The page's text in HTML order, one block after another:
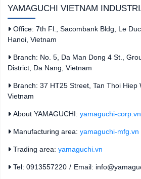
YAMAGUCHI VIETNAM
Office: 7th Fl., Sacombank Bldg, Le
Hanoi, Vietnam
Branch: No. 5, Da Man Dong 4 St.,
District, Da Nang, Vietnam
Branch: 37 HT25 Street, Tan Thoi Hiep
Vietnam
About YAMAGUCHI: yamaguchi-corp.vn
Manufacturing area: yamaguchi-mfg.vn
Trading area: yamaguchi.vn
Tel: 0913557220 / Email: